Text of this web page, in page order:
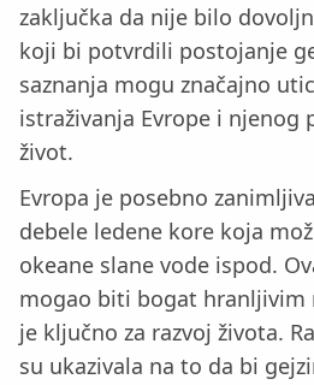
zaključka da nije bilo
koji bi potvrdili postojanje
saznanja mogu značajno
istraživanja Evrope i njenog
život.
Evropa je posebno
debele ledene kore koja
okeane slane vode ispod.
mogao biti bogat hranljivim
je ključno za razvoj života.
su ukazivala na to da bi